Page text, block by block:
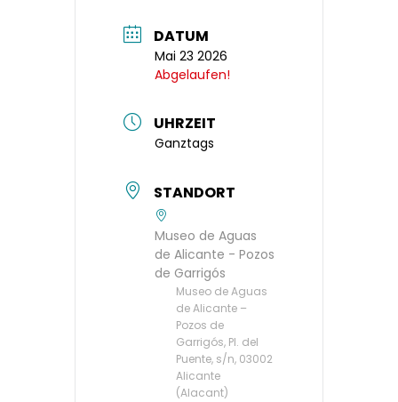
DATUM
Mai 23 2026
Abgelaufen!
UHRZEIT
Ganztags
STANDORT
Museo de Aguas
de Alicante - Pozos
de Garrigós
Museo de Aguas
de Alicante –
Pozos de
Garrigós, Pl. del
Puente, s/n, 03002
Alicante
(Alacant)